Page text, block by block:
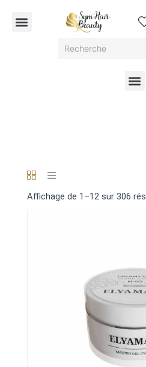
Menu
Affichage de 1–12 sur 306